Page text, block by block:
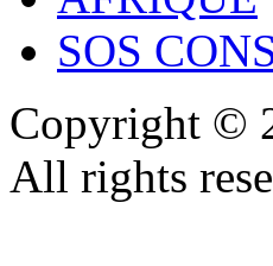
SOS
Copyright ©
All rights